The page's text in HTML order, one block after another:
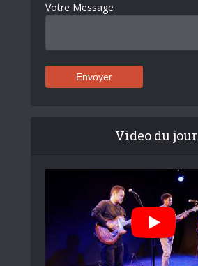
Votre Message
Video du jour